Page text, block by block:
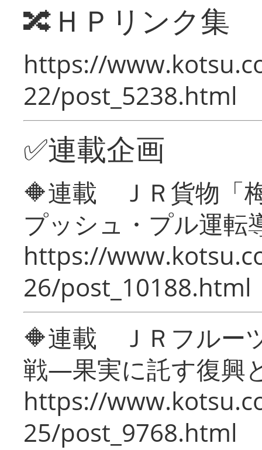
🔀ＨＰリンク集
https://
22/post_5238.html
✅連載企画
🔶連載 ＪＲ貨物「
プッシュ・プル運転
https://
26/post_10188.html
🔶連載 ＪＲフルー
戦―果実に託す復興
https://
25/post_9768.html